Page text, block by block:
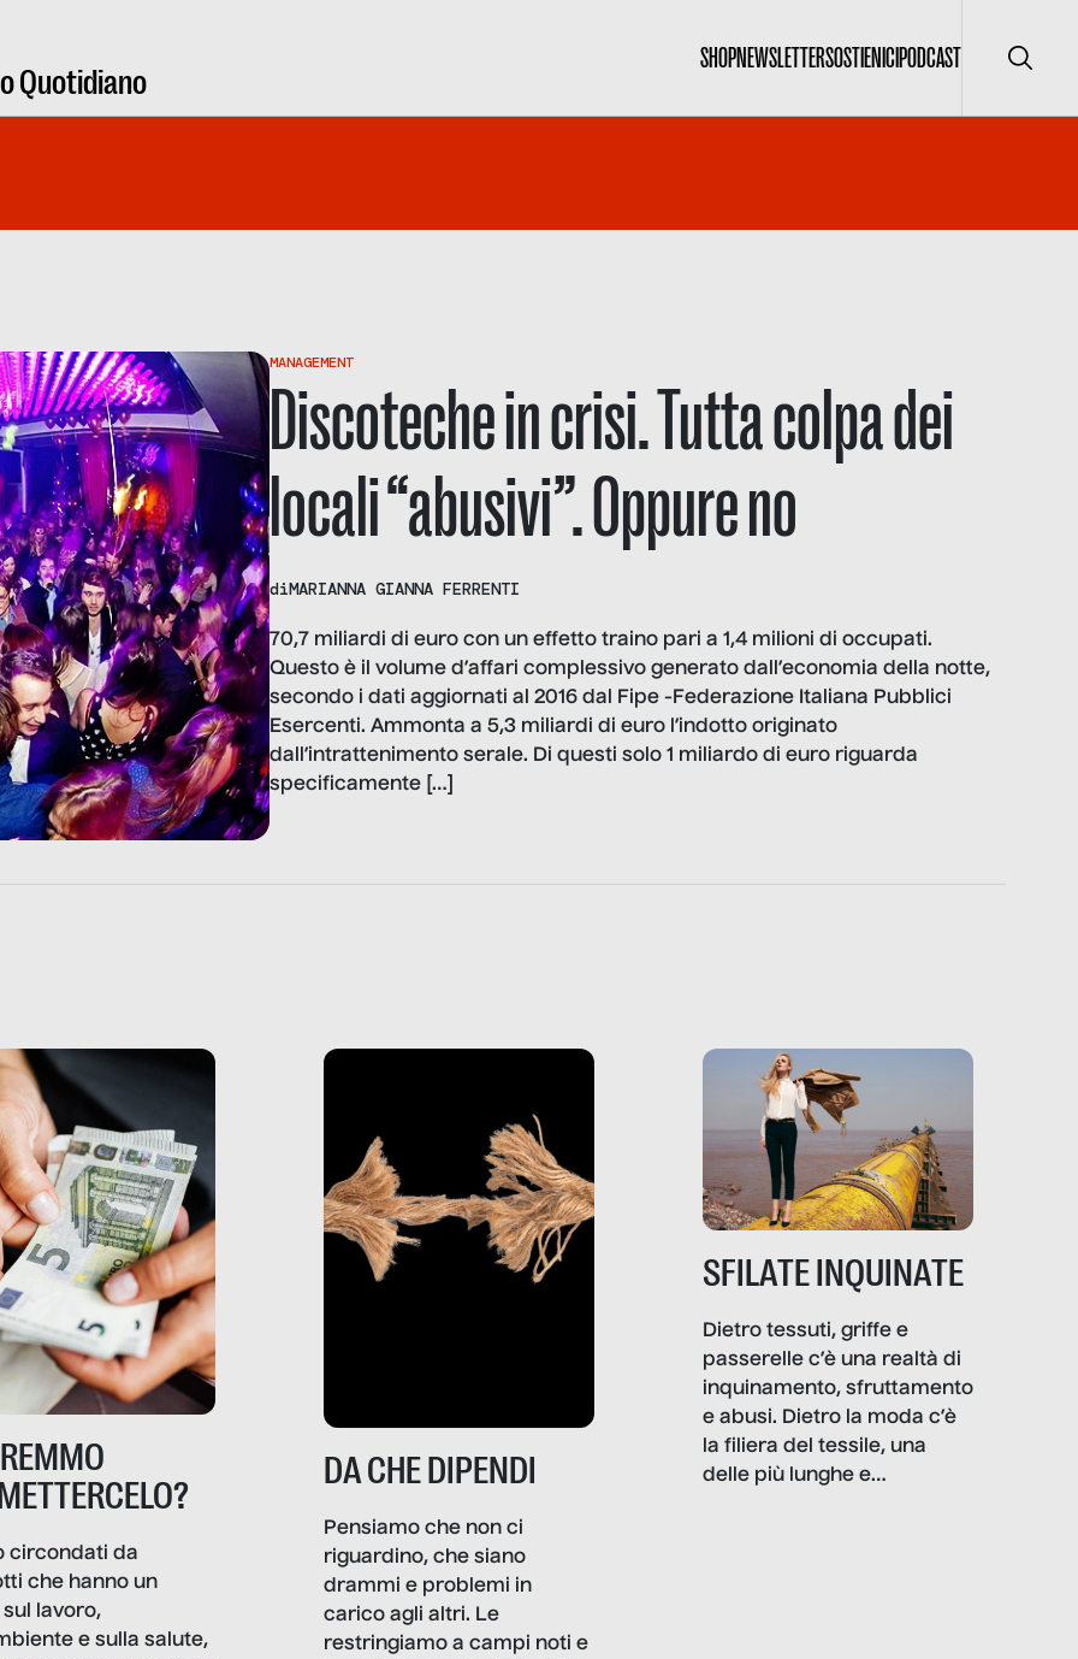
Quotidiano
SHOPNEWSLETTERSOSTIENICIPODCAST Cerca
MANAGEMENT
Discoteche in crisi. Tutta colpa dei
locali “abusivi”. Oppure no
diMARIANNA GIANNA FERRENTI
70,7 miliardi di euro con un effetto traino pari a 1,4 milioni di occupati.
Questo è il volume d’affari complessivo generato dall’economia della notte,
secondo i dati aggiornati al 2016 dal Fipe -Federazione Italiana Pubblici
Esercenti. Ammonta a 5,3 miliardi di euro l’indotto originato
dall’intrattenimento serale. Di questi solo 1 miliardo di euro riguarda
specificamente […]
circondati da
che hanno un
lavoro,
e sulla salute,
DA CHE DIPENDI
Pensiamo che non ci
riguardino, che siano
drammi e problemi in
carico agli altri. Le
restringiamo a campi noti e
SFILATE INQUINATE
Dietro tessuti, griffe e
passerelle c’è una realtà di
inquinamento, sfruttamento
e abusi. Dietro la moda c’è
la filiera del tessile, una
delle più lunghe e